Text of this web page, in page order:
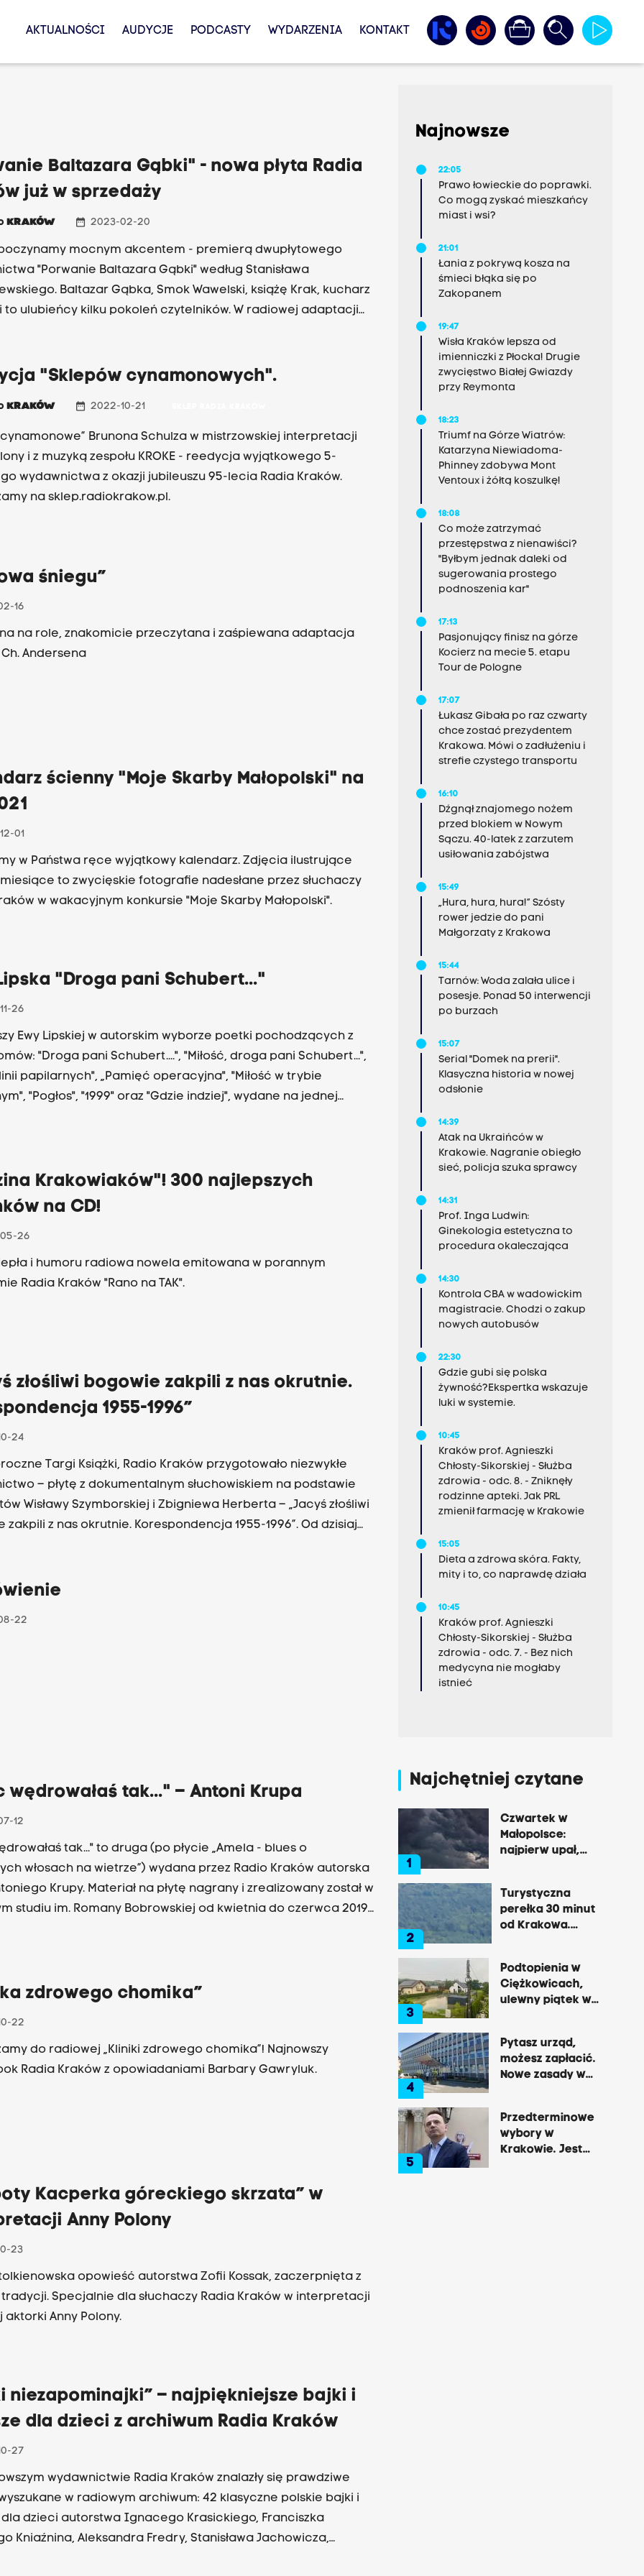
AKTUALNOŚCI AUDYCJE PODCASTY WYDARZENIA KONTAKT
Baltazara Gąbki" - nowa płyta Radia
już w sprzedaży
KRAKÓW date_range 2023-02-20
mocnym akcentem - premierą dwupłytowego
"Porwanie Baltazara Gąbki" według Stanisława
Baltazar Gąbka, Smok Wawelski, książę Krak, kucharz
to ulubieńcy kilku pokoleń czytelników. W radiowej adaptacji
słuchowisko. W rolę Narratora wciela się Anna Dymna,
- Roman Gancarczyk. Postać "czarnego charakteru" Don
odegrał Radosław Krzyżowski, a w roli Bartłomieja
czaruje głosem Błażej Peszek. Galerię barwnych postaci
m.in. Juliusz Chrząstowski, Michał Majnicz, Paweł Kruszelnicki
Stawowy. Autorem scenariusza i reżyserem słuchowiska jest
"Sklepów cynamonowych".
KRAKÓW date_range 2022-10-21
cynamonowe” Brunona Schulza w mistrzowskiej interpretacji
i z muzyką zespołu KROKE - reedycja wyjątkowego 5-
wydawnictwa z okazji jubileuszu 95-lecia Radia Kraków.
na sklep.radiokrakow.pl.
śniegu”
16
na role, znakomicie przeczytana i zaśpiewana adaptacja
Ch. Andersena
ścienny "Moje Skarby Małopolski" na
01
w Państwa ręce wyjątkowy kalendarz. Zdjęcia ilustrujące
to zwycięskie fotografie nadesłane przez słuchaczy
w wakacyjnym konkursie "Moje Skarby Małopolski".
"Droga pani Schubert..."
26
Ewy Lipskiej w autorskim wyborze poetki pochodzących z
"Droga pani Schubert....", "Miłość, droga pani Schubert...",
papilarnych", „Pamięć operacyjna", "Miłość w trybie
"Pogłos", "1999" oraz "Gdzie indziej", wydane na jednej
rękopisami autorki oraz fotografiami twórców.
Krakowiaków"! 300 najlepszych
na CD!
26
i humoru radiowa nowela emitowana w porannym
Radia Kraków "Rano na TAK".
złośliwi bogowie zakpili z nas okrutnie.
1955-1996”
24
Targi Książki, Radio Kraków przygotowało niezwykłe
– płytę z dokumentalnym słuchowiskiem na podstawie
Wisławy Szymborskiej i Zbigniewa Herberta – „Jacyś złośliwi
zakpili z nas okrutnie. Korespondencja 1955-1996”. Od dzisiaj
22
wędrowałaś tak..." – Antoni Krupa
12
tak..." to druga (po płycie „Amela - blues o
włosach na wietrze”) wydana przez Radio Kraków autorska
Krupy. Materiał na płytę nagrany i zrealizowany został w
studiu im. Romany Bobrowskiej od kwietnia do czerwca 2019
i Johna Mayalla.
zdrowego chomika”
22
do radiowej „Kliniki zdrowego chomika”! Najnowszy
Radia Kraków z opowiadaniami Barbary Gawryluk.
Kacperka góreckiego skrzata” w
Anny Polony
23
opowieść autorstwa Zofii Kossak, zaczerpnięta z
Specjalnie dla słuchaczy Radia Kraków w interpretacji
aktorki Anny Polony.
niezapominajki” – najpiękniejsze bajki i
dla dzieci z archiwum Radia Kraków
27
wydawnictwie Radia Kraków znalazły się prawdziwe
archiwum: 42 klasyczne polskie bajki i
dla dzieci autorstwa Ignacego Krasickiego, Franciszka
Kniaźnina, Aleksandra Fredry, Stanisława Jachowicza,
Najnowsze
22:05
Prawo łowieckie do poprawki.
Co mogą zyskać mieszkańcy
miast i wsi?
21:01
Łania z pokrywą kosza na
śmieci błąka się po
Zakopanem
19:47
Wisła Kraków lepsza od
imienniczki z Płocka! Drugie
zwycięstwo Białej Gwiazdy
przy Reymonta
18:23
Triumf na Górze Wiatrów:
Katarzyna Niewiadoma-
Phinney zdobywa Mont
Ventoux i żółtą koszulkę!
18:08
Co może zatrzymać
przestępstwa z nienawiści?
"Byłbym jednak daleki od
sugerowania prostego
podnoszenia kar"
17:13
Pasjonujący finisz na górze
Kocierz na mecie 5. etapu
Tour de Pologne
17:07
Łukasz Gibała po raz czwarty
chce zostać prezydentem
Krakowa. Mówi o zadłużeniu i
strefie czystego transportu
16:10
Dźgnął znajomego nożem
przed blokiem w Nowym
Sączu. 40-latek z zarzutem
usiłowania zabójstwa
15:49
„Hura, hura, hura!” Szósty
rower jedzie do pani
Małgorzaty z Krakowa
15:44
Tarnów: Woda zalała ulice i
posesje. Ponad 50 interwencji
po burzach
15:07
Serial "Domek na prerii".
Klasyczna historia w nowej
odsłonie
14:39
Atak na Ukraińców w
Krakowie. Nagranie obiegło
sieć, policja szuka sprawcy
14:31
Prof. Inga Ludwin:
Ginekologia estetyczna to
procedura okaleczająca
14:30
Kontrola CBA w wadowickim
magistracie. Chodzi o zakup
nowych autobusów
22:30
Gdzie gubi się polska
żywność?Ekspertka wskazuje
luki w systemie.
10:45
Kraków prof. Agnieszki
Chłosty-Sikorskiej - Służba
zdrowia - odc. 8. - Zniknęły
rodzinne apteki. Jak PRL
zmienił farmację w Krakowie
15:05
Dieta a zdrowa skóra. Fakty,
mity i to, co naprawdę działa
10:45
Kraków prof. Agnieszki
Chłosty-Sikorskiej - Służba
zdrowia - odc. 7. - Bez nich
medycyna nie mogłaby
istnieć
Najchętniej czytane
1
Czwartek w
Małopolsce:
najpierw upał,
2
Turystyczna
perełka 30 minut
od Krakowa.
do lasu
3
Podtopienia w
Ciężkowicach,
ulewny piątek w
4
Pytasz urząd,
możesz zapłacić.
Nowe zasady w
5
Przedterminowe
wybory w
Krakowie. Jest